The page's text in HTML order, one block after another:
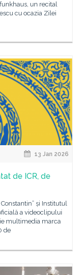
un recital
cu ocazia Zilei
13 Jan 2026
de ICR, de
și Institutul
a videoclipului
multimedia marca
de